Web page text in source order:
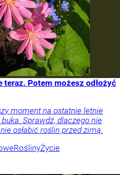
teraz. Potem możesz odłożyć
moment na ostatnie letnie
Sprawdź, dlaczego nie
osłabić roślin przed zimą.
RoślinyŻycie